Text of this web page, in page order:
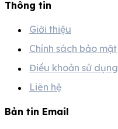
Thông tin
Giới thiệu
Chính sách bảo mật
Điều khoản sử dụng
Liên hệ
Bản tin Email